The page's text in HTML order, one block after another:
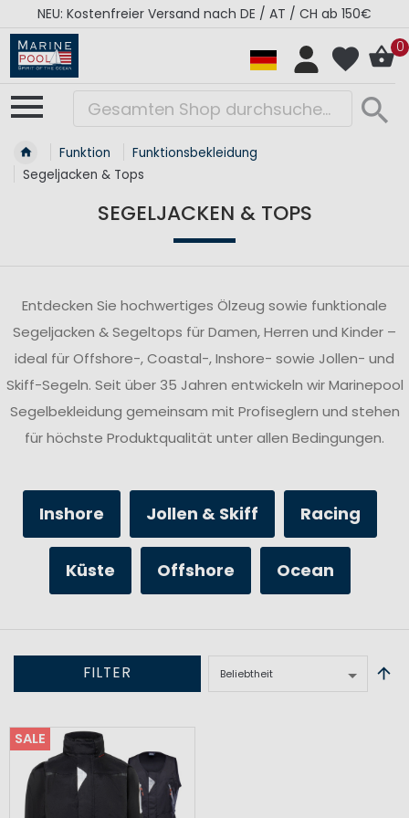
RÉGATES ROYALES Kollektion - Super Sale
0
Funktion
Funktionsbekleidung
Segeljacken & Tops
SEGELJACKEN & TOPS
Entdecken Sie hochwertiges Ölzeug sowie funktionale
Segeljacken & Segeltops für Damen, Herren und Kinder –
ideal für Offshore-, Coastal-, Inshore- sowie Jollen- und
Skiff-Segeln. Seit über 35 Jahren entwickeln wir Marinepool
Segelbekleidung gemeinsam mit Profiseglern und stehen
für höchste Produktqualität unter allen Bedingungen.
Inshore Jollen & Skiff Racing
Küste Offshore Ocean
FILTER
SALE